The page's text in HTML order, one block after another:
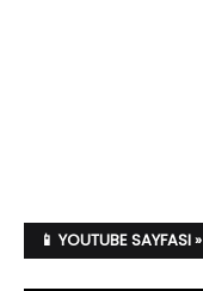
📱 YOUTUBE SAYFASI »